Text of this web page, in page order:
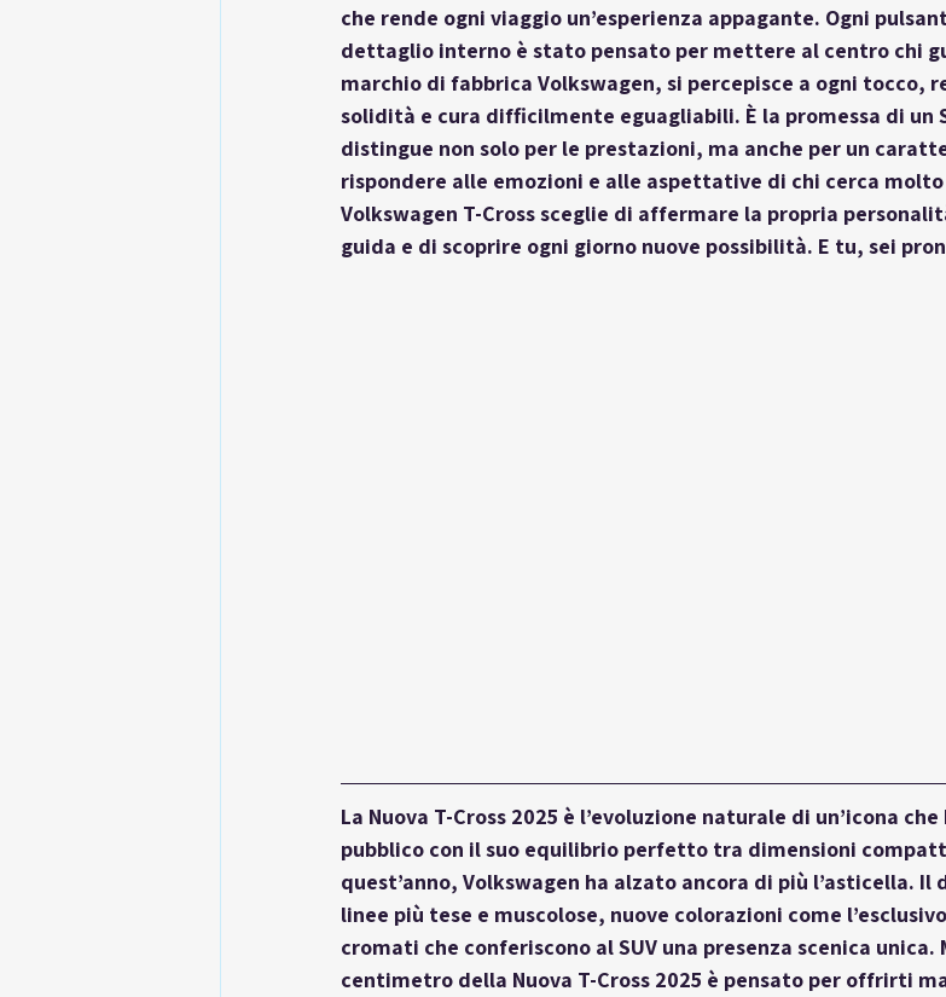
che rende ogni viaggio un’esperienza appagante. Ogni
dettaglio interno è stato pensato per mettere al centro chi
marchio di fabbrica Volkswagen, si percepisce a ogni tocco,
solidità e cura difficilmente eguagliabili. È la promessa di un
distingue non solo per le prestazioni, ma anche per un
rispondere alle emozioni e alle aspettative di chi cerca molto
Volkswagen T-Cross sceglie di affermare la propria
guida e di scoprire ogni giorno nuove possibilità. E tu, sei
La Nuova T-Cross 2025 è l’evoluzione naturale di un’icona
pubblico con il suo equilibrio perfetto tra dimensioni
quest’anno, Volkswagen ha alzato ancora di più l’asticella.
linee più tese e muscolose, nuove colorazioni come
cromati che conferiscono al SUV una presenza scenica unica.
centimetro della Nuova T-Cross 2025 è pensato per offrirti